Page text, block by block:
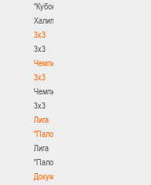
"Кубок
Халипского"
3x3
3x3
Чемпионат
3х3
Чемпионат
3х3
Лига
"Палова"
Лига
"Палова"
Документы